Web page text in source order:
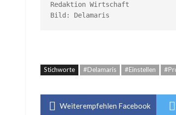
Redaktion Wirtschaft
Bild: Delamaris
Stichworte #Delamaris #Einstellen
Weiterempfehlen Facebook